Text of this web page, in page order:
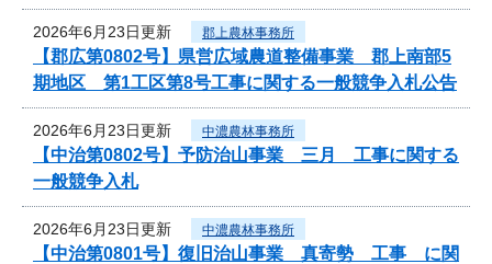
2026年6月23日更新 郡上農林事務所
【郡広第0802号】県営広域農道整備事業 郡上南部5
期地区 第1工区第8号工事に関する一般競争入札公告
2026年6月23日更新 中濃農林事務所
【中治第0802号】予防治山事業 三月 工事に関する
一般競争入札
2026年6月23日更新 中濃農林事務所
【中治第0801号】復旧治山事業 真寄勢 工事 に関